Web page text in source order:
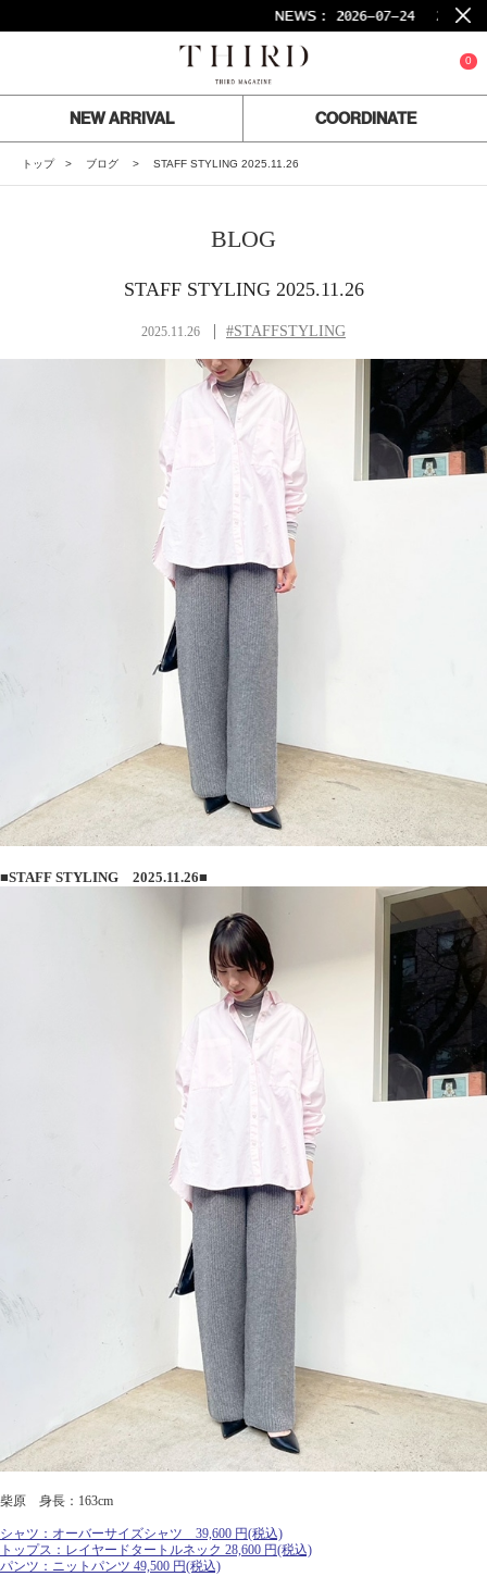
NEWS : 2026-07-24 26SS
0
NEW ARRIVAL COORDINATE
トップ ブログ STAFF STYLING 2025.11.26
BLOG
STAFF STYLING 2025.11.26
2025.11.26 #STAFFSTYLING
■STAFF STYLING 2025.11.26■
柴原 身長：163cm
シャツ：オーバーサイズシャツ 39,600 円(税込)
トップス：レイヤードタートルネック 28,600 円(税込)
パンツ：ニットパンツ 49,500 円(税込)